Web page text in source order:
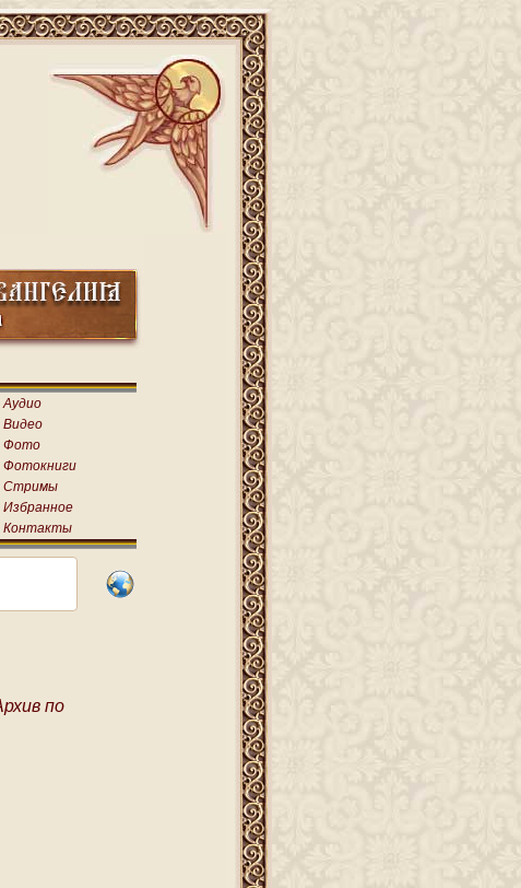
Аудио
Видео
Фото
Фотокниги
Стримы
Избранное
Контакты
по